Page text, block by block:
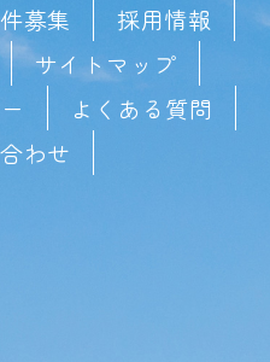
募集
採用情報
サイトマップ
よくある質問
わせ